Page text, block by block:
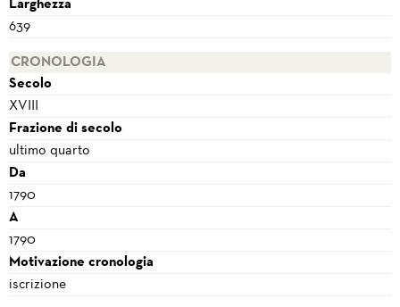
Larghezza
639
CRONOLOGIA
Secolo
XVIII
Frazione di secolo
ultimo quarto
Da
1790
A
1790
Motivazione cronologia
iscrizione